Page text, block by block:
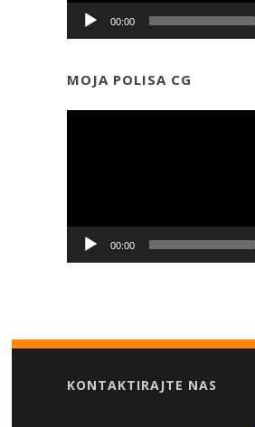
00:00
MOJA POLISA CG
00:00
KONTAKTIRAJTE NAS